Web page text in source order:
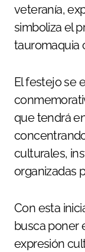
veteranía,
simboliza el
tauromaquia
El festejo se
que tendrá
culturales,
organizadas
Con esta
busca poner
expresión